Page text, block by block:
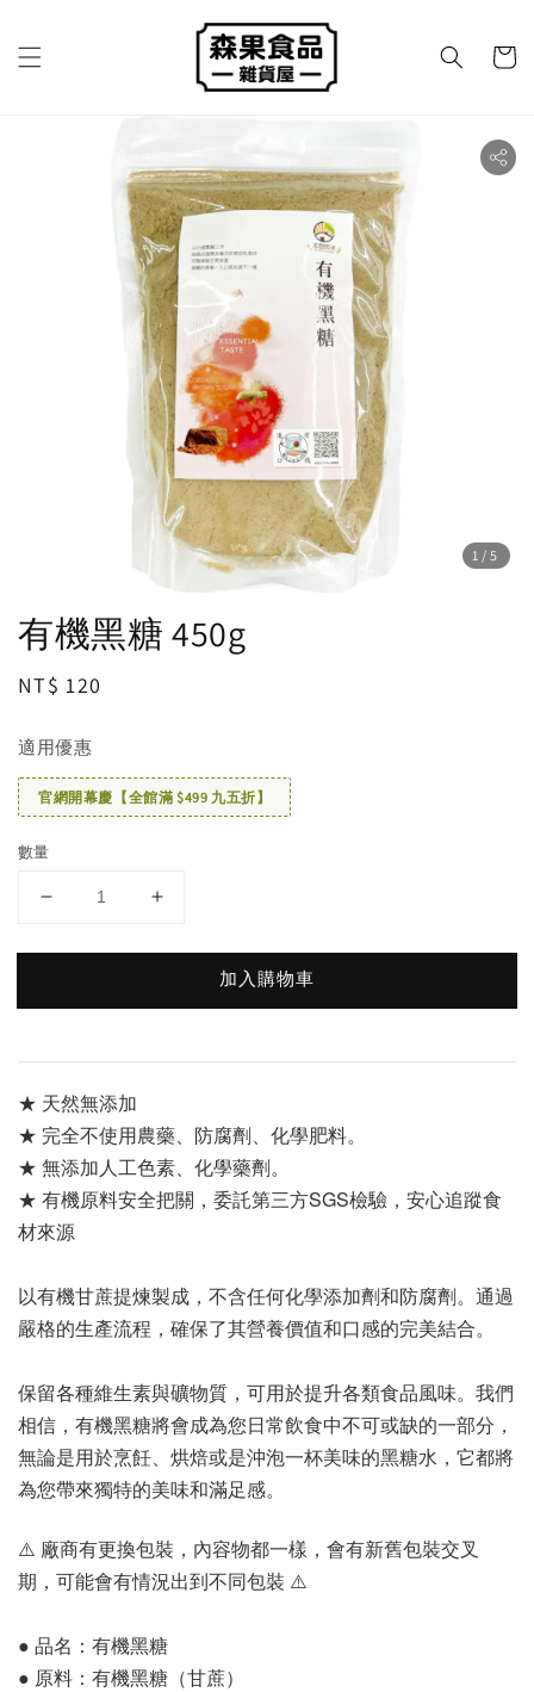
1 /5
有機黑糖 450g
Regular
NT$ 120
適用優惠
官網開幕慶【全館滿 $499 九五折】
數量
加入購物車
★ 天然無添加
★ 完全不使用農藥、防腐劑、化學肥料。
★ 無添加人工色素、化學藥劑。
★ 有機原料安全把關，委託第三方SGS檢驗，安心追蹤食
材來源
以有機甘蔗提煉製成，不含任何化學添加劑和防腐劑。通過
嚴格的生產流程，確保了其營養價值和口感的完美結合。
保留各種維生素與礦物質，可用於提升各類食品風味。我們
相信，有機黑糖將會成為您日常飲食中不可或缺的一部分，
無論是用於烹飪、烘焙或是沖泡一杯美味的黑糖水，它都將
為您帶來獨特的美味和滿足感。
⚠️ 廠商有更換包裝，內容物都一樣，會有新舊包裝交叉
期，可能會有情況出到不同包裝 ⚠️
● 品名：有機黑糖
● 原料：有機黑糖（甘蔗）